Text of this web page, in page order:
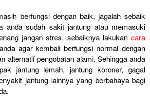
berfungsi dengan baik, jagalah sebaik
anda sudah sakit jantung atau memasuki
jangan stres, sebaiknya lakukan cara
agar kembali berfungsi normal dengan
alternatif pengobatan alami. Sehingga anda
jantung lemah, jantung koroner, gagal
jantung lainnya yang berbahaya bagi